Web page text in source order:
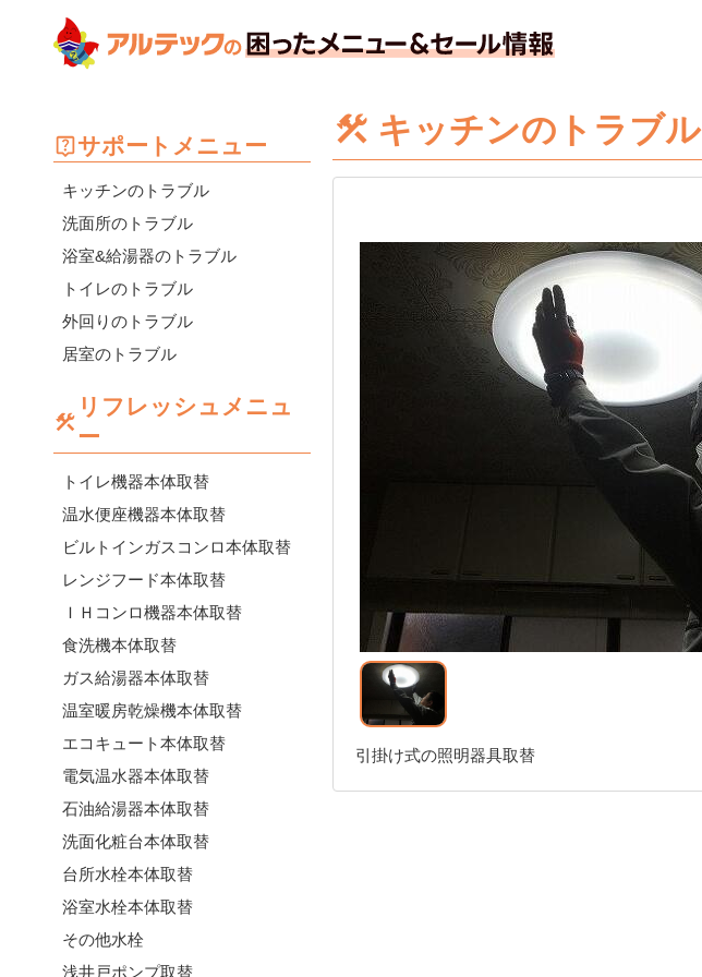
サポートメニュー
キッチンのトラブル
洗面所のトラブル
浴室&給湯器のトラブル
トイレのトラブル
外回りのトラブル
居室のトラブル
リフレッシュメニュ
ー
トイレ機器本体取替
温水便座機器本体取替
ビルトインガスコンロ本体取替
レンジフード本体取替
ＩＨコンロ機器本体取替
食洗機本体取替
ガス給湯器本体取替
温室暖房乾燥機本体取替
エコキュート本体取替
電気温水器本体取替
石油給湯器本体取替
洗面化粧台本体取替
台所水栓本体取替
浴室水栓本体取替
その他水栓
浅井戸ポンプ取替
キッチンのトラブル
引掛け式の照明器具取替